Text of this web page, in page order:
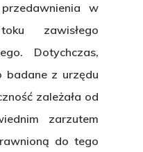
w
zawisłego
Dotychczas,
badane z urzędu
zależała od
zarzutem
do tego